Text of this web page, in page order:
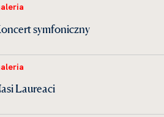
symfoniczny
Laureaci